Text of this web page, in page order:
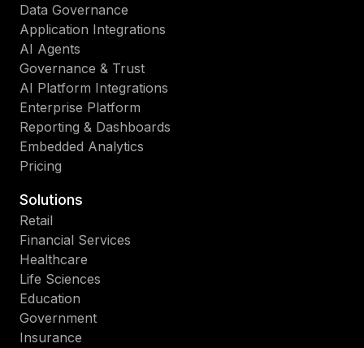
Data Governance
Application Integrations
AI Agents
Governance & Trust
AI Platform Integrations
Enterprise Platform
Reporting & Dashboards
Embedded Analytics
Pricing
Solutions
Retail
Financial Services
Healthcare
Life Sciences
Education
Government
Insurance